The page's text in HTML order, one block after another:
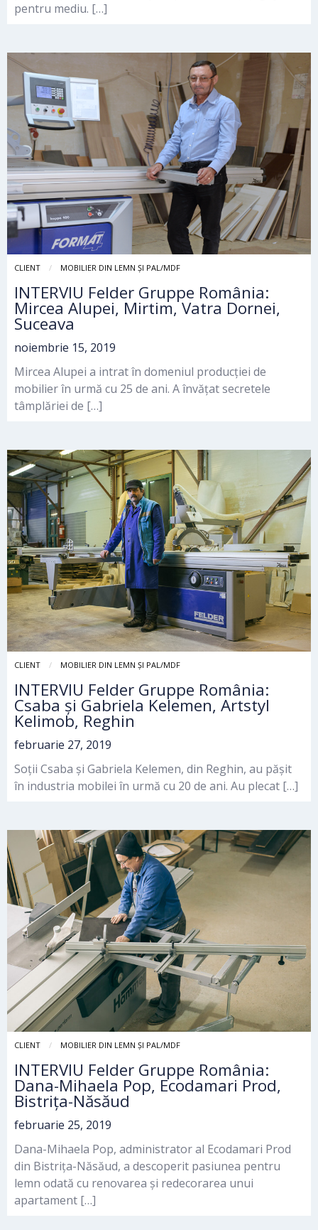
pentru mediu. […]
CLIENT MOBILIER DIN LEMN ȘI PAL/MDF
INTERVIU Felder Gruppe România:
Mircea Alupei, Mirtim, Vatra Dornei,
Suceava
noiembrie 15, 2019
Mircea Alupei a intrat în domeniul producției de
mobilier în urmă cu 25 de ani. A învățat secretele
tâmplăriei de […]
CLIENT MOBILIER DIN LEMN ȘI PAL/MDF
INTERVIU Felder Gruppe România:
Csaba și Gabriela Kelemen, Artstyl
Kelimob, Reghin
februarie 27, 2019
Soții Csaba și Gabriela Kelemen, din Reghin, au pășit
în industria mobilei în urmă cu 20 de ani. Au plecat […]
CLIENT MOBILIER DIN LEMN ȘI PAL/MDF
INTERVIU Felder Gruppe România:
Dana-Mihaela Pop, Ecodamari Prod,
Bistrița-Năsăud
februarie 25, 2019
Dana-Mihaela Pop, administrator al Ecodamari Prod
din Bistrița-Năsăud, a descoperit pasiunea pentru
lemn odată cu renovarea și redecorarea unui
apartament […]